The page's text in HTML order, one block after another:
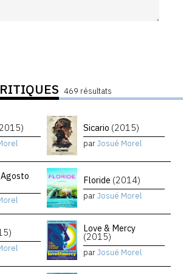
469 résultats
Sicario (2015)
parJosué Morel
Floride (2014)
parJosué Morel
Love & Mercy
(2015)
parJosué Morel